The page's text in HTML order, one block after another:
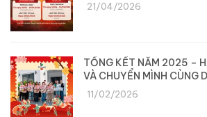
21/04/2026
TỔNG KẾT NĂM 2025 –
VÀ CHUYỂN MÌNH CÙNG
11/02/2026